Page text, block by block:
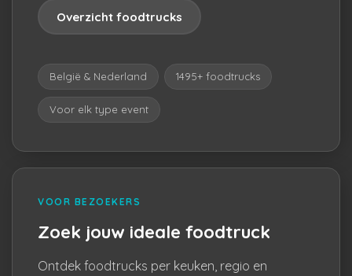
Overzicht foodtrucks
België & Nederland 1495+ foodtrucks
Voor elk type event
VOOR BEZOEKERS
Zoek jouw ideale foodtruck
Ontdek foodtrucks per keuken, regio en